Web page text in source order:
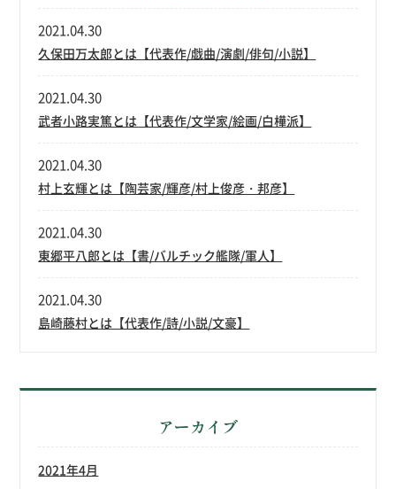
久保田万太郎とは【代表作/戯曲/演劇/俳句/小説】
2021.04.30
武者小路実篤とは【代表作/文学家/絵画/白樺派】
2021.04.30
村上玄輝とは【陶芸家/輝彦/村上俊彦・邦彦】
2021.04.30
東郷平八郎とは【書/バルチック艦隊/軍人】
2021.04.30
島崎藤村とは【代表作/詩/小説/文豪】
2021.04.30
アーカイブ
2021年4月